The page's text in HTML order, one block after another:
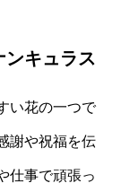
ンキュラス
い花の一つで
謝や祝福を伝
仕事で頑張っ